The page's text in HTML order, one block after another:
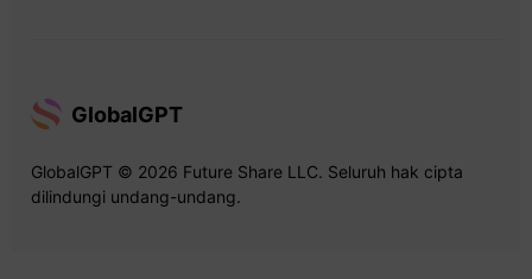
GlobalGPT
GlobalGPT © 2026 Future Share LLC. Seluruh hak cipta
dilindungi undang-undang.